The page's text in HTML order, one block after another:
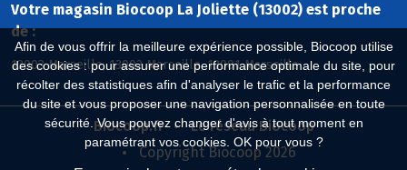
Afin de vous offrir la meilleure expérience possible, Biocoop utilise
des cookies : pour assurer une performance optimale du site, pour
récolter des statistiques afin d'analyser le trafic et la performance
du site et vous proposer une navigation personnalisée en toute
sécurité. Vous pouvez changer d'avis à tout moment en
paramétrant vos cookies. OK pour vous ?
Votre magasin Biocoop La Joliette (13002) est proche
de :
13003 Marseille, 13002 Marseille, 13001 Marseille
Biocoop.fr
Le réseau Biocoop
Copyright Biocoop 2026